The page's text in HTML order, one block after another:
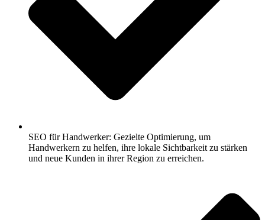
SEO für Handwerker: Gezielte Optimierung, um
Handwerkern zu helfen, ihre lokale Sichtbarkeit zu stärken
und neue Kunden in ihrer Region zu erreichen.